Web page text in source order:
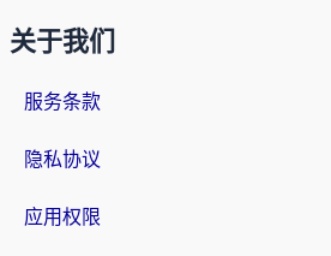
关于我们
服务条款
隐私协议
应用权限